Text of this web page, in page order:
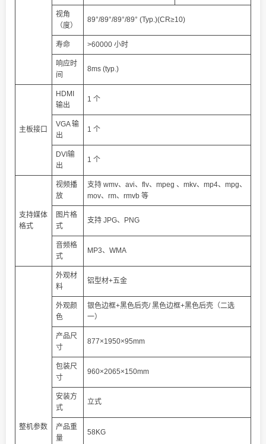
视角
（度）
89°/89°/89°/89° (Typ.)(CR≥10)
寿命 >60000 小时
响应时
间
8ms (typ.)
主板接口
HDMI
输出
1 个
VGA 输
出
1 个
DVI输
出
1 个
支持媒体
格式
视频播
放
支持 wmv、avi、flv、mpeg 、mkv、mp4、mpg、
mov、rm、rmvb 等
图片格
式
支持 JPG、PNG
音频格
式
MP3、WMA
整机参数
外观材
料
铝型材+五金
外观颜
色
银色边框+黑色后壳/ 黑色边框+黑色后壳（二选
一）
产品尺
寸
877×1950×95mm
包装尺
寸
960×2065×150mm
安装方
式
立式
产品重
量
58KG